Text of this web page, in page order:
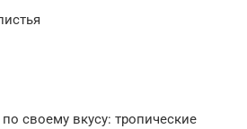
своему вкусу: тропические